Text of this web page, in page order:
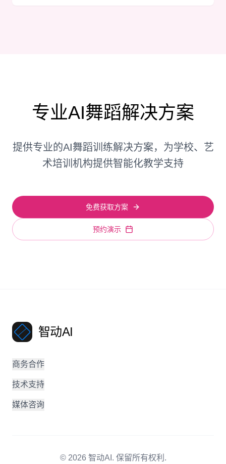
专业AI舞蹈解决方案
提供专业的AI舞蹈训练解决方案，为学校、艺
术培训机构提供智能化教学支持
免费获取方案
预约演示
智动AI
商务合作
技术支持
媒体咨询
© 2026 智动AI . 保留所有权利.